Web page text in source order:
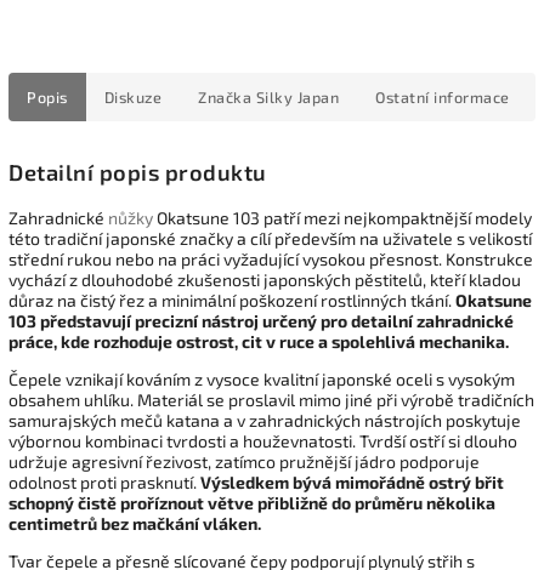
Popis Diskuze Značka Silky Japan Ostatní informace
Detailní popis produktu
Zahradnické nůžkyOkatsune 103 patří mezi nejkompaktnější modely
této tradiční japonské značky a cílí především na uživatele s velikostí
střední rukou nebo na práci vyžadující vysokou přesnost. Konstrukce
vychází z dlouhodobé zkušenosti japonských pěstitelů, kteří kladou
důraz na čistý řez a minimální poškození rostlinných tkání.Okatsune
103 představují precizní nástroj určený pro detailní zahradnické
práce, kde rozhoduje ostrost, cit v ruce a spolehlivá mechanika.
Čepele vznikají kováním z vysoce kvalitní japonské oceli s vysokým
obsahem uhlíku. Materiál se proslavil mimo jiné při výrobě tradičních
samurajských mečů katana a v zahradnických nástrojích poskytuje
výbornou kombinaci tvrdosti a houževnatosti. Tvrdší ostří si dlouho
udržuje agresivní řezivost, zatímco pružnější jádro podporuje
odolnost proti prasknutí.Výsledkem bývá mimořádně ostrý břit
schopný čistě proříznout větve přibližně do průměru několika
centimetrů bez mačkání vláken.
Tvar čepele a přesně slícované čepy podporují plynulý střih s